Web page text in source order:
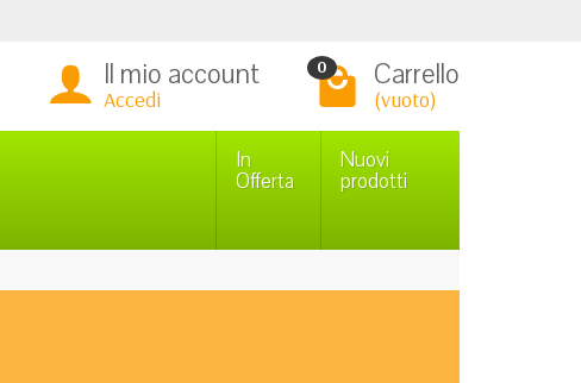
Il mio account
Accedi
0 Carrello
(vuoto)
In
Offerta
Nuovi
prodotti